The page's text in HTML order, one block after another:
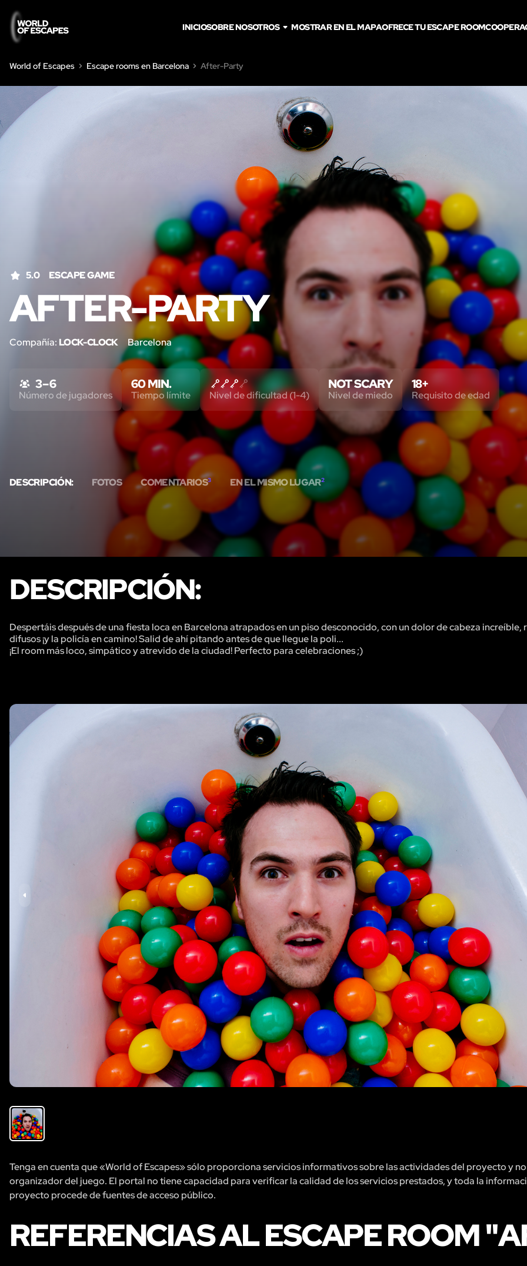
INICIOSOBRE NOSOTROS MOSTRAR EN EL MAPAOFRECE TU ESCAPE ROOM
World of Escapes Escape rooms en Barcelona After-Party
5.0 ESCAPE GAME
AFTER-PARTY
Compañía: LOCK-CLOCK Barcelona
DESCRIPCIÓN: FOTOS COMENTARIOS3 EN EL MISMO LUGAR2
3 – 6
Número de jugadores
60 MIN.
Tiempo límite Nivel de dificultad (1-4)
NOT SCARY
Nivel de miedo
18+
Requisito de edad
DESCRIPCIÓN:
Despertáis después de una fiesta loca en Barcelona atrapados en un piso desconocido, con un dolor de cabeza increíble,
difusos ¡y la policía en camino! Salid de ahí pitando antes de que llegue la poli...
¡El room más loco, simpático y atrevido de la ciudad! Perfecto para celebraciones ;)
Tenga en cuenta que «World of Escapes» sólo proporciona servicios informativos sobre las actividades del proyecto y no
organizador del juego. El portal no tiene capacidad para verificar la calidad de los servicios prestados, y toda la
proyecto procede de fuentes de acceso público.
REFERENCIAS AL ESCAPE ROOM